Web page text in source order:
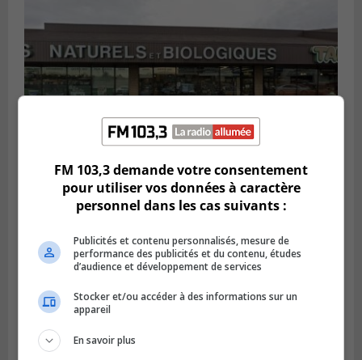
BROSSARD
Publié le 2 août 2026 à 23h04
Brossard
FM 103,3 demande votre consentement
pour utiliser vos données à caractère
personnel dans les cas suivants :
Publicités et contenu personnalisés, mesure de
performance des publicités et du contenu, études
d’audience et développement de services
Stocker et/ou accéder à des informations sur un
appareil
En savoir plus